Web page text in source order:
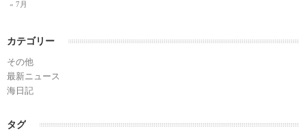
« 7月
カテゴリー
その他
最新ニュース
海日記
タグ